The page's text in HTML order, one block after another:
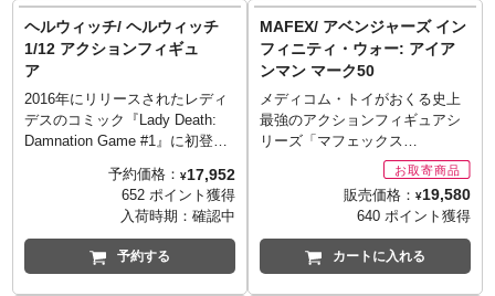
ター
■ミスター・フリーズ: ヘッドパ
ーツx1、アームパーツx4、銃、
スノーグローブ
■ハーレイクイン: ヘッドパーツ
x2、アームパーツx4、ハンマー
プがラインナップです。頭部は
ノーマルに加え、くいしばり、
スティーブ・ロジャース素顔の
くいしばりの計3種を用意。そし
てまさかの付属となったのは、
ワシントンのスミソニアン博物
館でチラ見となった初代シール
ジャー』の初期に使われてたも
ののセレクトは、かなり珍しい
かも！？その他にもシールドの
スタンド用台座、可動式のフィ
ギュアスタンドが付属し、ポー
ャラたちがトレーディングフィ
ギュアに。ヒーローたちがフォ
トフレームから飛び出してきた
かのような迫力のあるデザイン
で造型されました。キャプテン
アメリカ、バッキー・バーン
ズ、ソー、ロキ、ワンダ、ヴィ
ジョン、アイアンマン、スパイ
ダーマンの8種に、シークレット
1種の計9種。
※ボックスで購入されても全て
の種類が揃う保証はございませ
ヘルウィッチ/ ヘルウィッチ
1/12 アクションフィギュ
ア
2016年にリリースされたレディ
デスのコミック『Lady Death:
Damnation Game #1』に初登場
リースされている、悪名高い魔
術師から地獄最強の魔女の一人
へとなったヘルウィッチが、エ
グゼクティブレプリカスから26
カ所可動の1/12スケールフィギ
予約価格： ¥17,952
652 ポイント獲得
入荷時期： 確認中
予約する
MAFEX/ アベンジャーズ イン
フィニティ・ウォー: アイア
ンマン マーク50
メディコム・トイがおくる史上
最強のアクションフィギュアシ
リーズ「マフェックス
（MAFEX）」。全高約15センチ
レベルのボディに新規設計のジ
ョイントパーツを設置し、ディ
スプレイしやすく大胆なポージ
ングも可能！映画『Avengers
Infinity War』からアイアンマ
販売価格： ¥19,580
640 ポイント獲得
カートに入れる